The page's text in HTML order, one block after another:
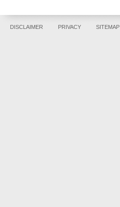
DISCLAIMER PRIVACY SITEMAP